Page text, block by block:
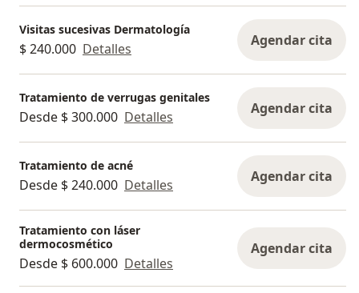
Visitas sucesivas Dermatología
$ 240.000 Detalles Agendar cita
Tratamiento de verrugas genitales
Desde $ 300.000 Detalles Agendar cita
Tratamiento de acné
Desde $ 240.000 Detalles Agendar cita
Tratamiento con láser
dermocosmético
Desde $ 600.000 Detalles
Agendar cita